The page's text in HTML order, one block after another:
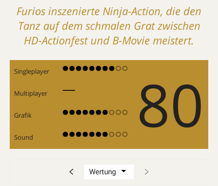
Furios inszenierte Ninja-Action, die den
Tanz auf dem schmalen Grat zwischen
HD-Actionfest und B-Movie meistert.
Singleplayer 80
Multiplayer
Grafik
Sound